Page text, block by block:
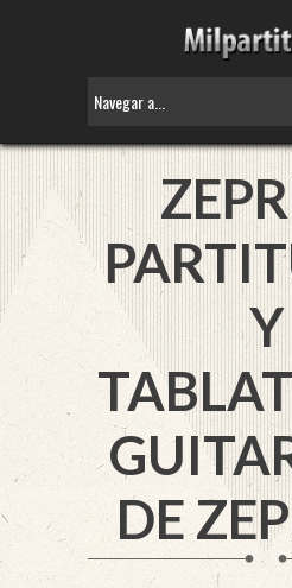
Y
DE